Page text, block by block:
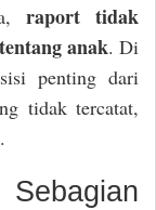
raport tidak
anak. Di
penting dari
tidak tercatat,